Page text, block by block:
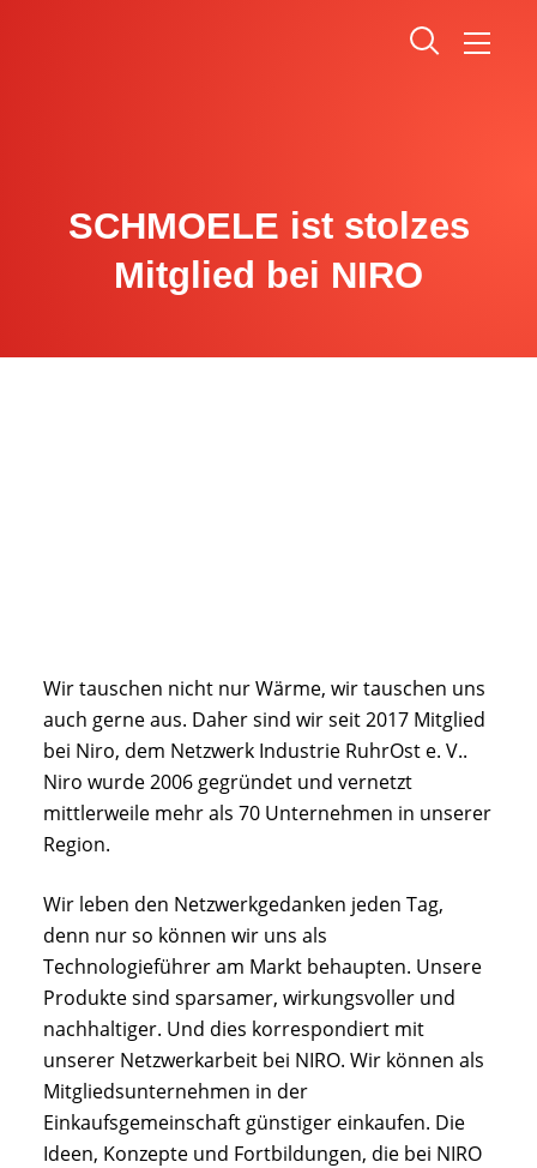
SCHMOELE ist stolzes
Mitglied bei NIRO
Wir tauschen nicht nur Wärme, wir tauschen uns
auch gerne aus. Daher sind wir seit 2017 Mitglied
bei Niro, dem Netzwerk Industrie RuhrOst e. V..
Niro wurde 2006 gegründet und vernetzt
mittlerweile mehr als 70 Unternehmen in unserer
Region.
Wir leben den Netzwerkgedanken jeden Tag,
denn nur so können wir uns als
Technologieführer am Markt behaupten. Unsere
Produkte sind sparsamer, wirkungsvoller und
nachhaltiger. Und dies korrespondiert mit
unserer Netzwerkarbeit bei NIRO. Wir können als
Mitgliedsunternehmen in der
Einkaufsgemeinschaft günstiger einkaufen. Die
Ideen, Konzepte und Fortbildungen, die bei NIRO